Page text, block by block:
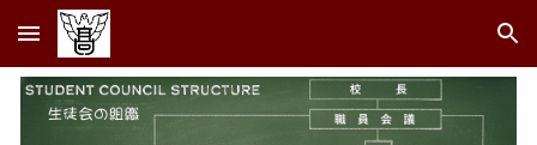
Skip to main content Skip to navigation